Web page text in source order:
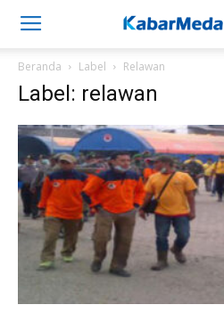
Beranda Label Relawan
Label: relawan